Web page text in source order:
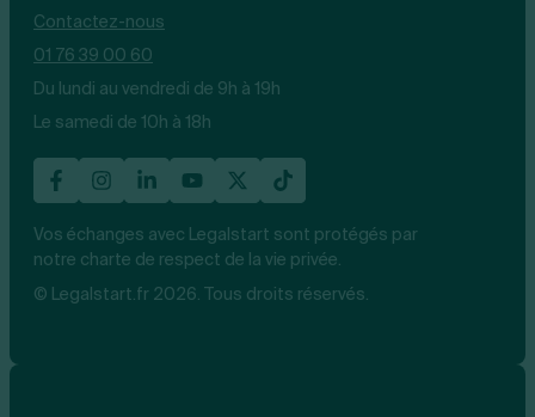
Contactez-nous
01 76 39 00 60
Du lundi au vendredi de 9h à 19h
Le samedi de 10h à 18h
Vos échanges avec Legalstart sont protégés par
notre charte de respect de la vie privée.
© Legalstart.fr 2026. Tous droits réservés.